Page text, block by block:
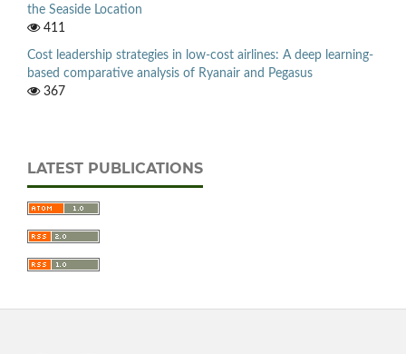
the Seaside Location
411
Cost leadership strategies in low-cost airlines: A deep learning-
based comparative analysis of Ryanair and Pegasus
367
LATEST PUBLICATIONS